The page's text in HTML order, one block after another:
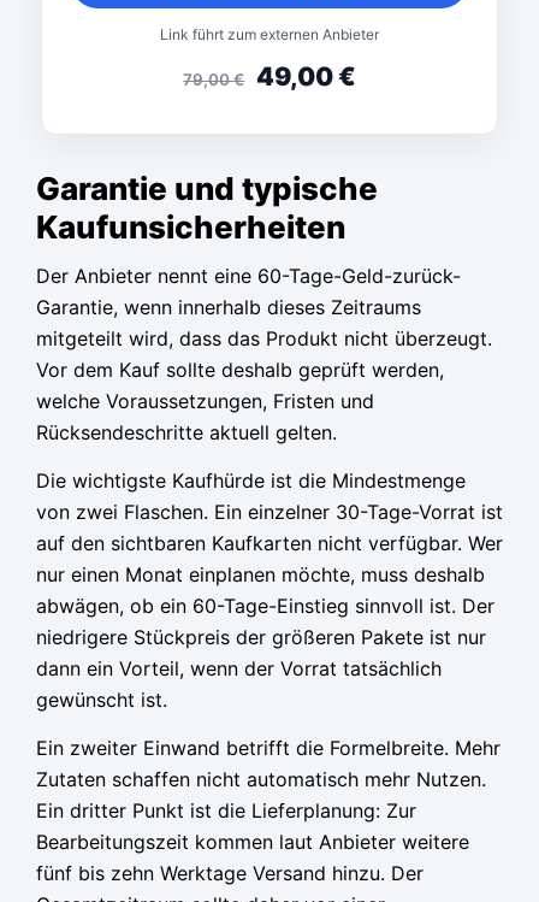
79,00€ 49,00€
Link führt zum externen Anbieter
Garantie und typische
Kaufunsicherheiten
Der Anbieter nennt eine 60-Tage-Geld-zurück-
Garantie, wenn innerhalb dieses Zeitraums
mitgeteilt wird, dass das Produkt nicht überzeugt.
Vor dem Kauf sollte deshalb geprüft werden,
welche Voraussetzungen, Fristen und
Rücksendeschritte aktuell gelten.
Die wichtigste Kaufhürde ist die Mindestmenge
von zwei Flaschen. Ein einzelner 30-Tage-Vorrat ist
auf den sichtbaren Kaufkarten nicht verfügbar. Wer
nur einen Monat einplanen möchte, muss deshalb
abwägen, ob ein 60-Tage-Einstieg sinnvoll ist. Der
niedrigere Stückpreis der größeren Pakete ist nur
dann ein Vorteil, wenn der Vorrat tatsächlich
gewünscht ist.
Ein zweiter Einwand betrifft die Formelbreite. Mehr
Zutaten schaffen nicht automatisch mehr Nutzen.
Ein dritter Punkt ist die Lieferplanung: Zur
Bearbeitungszeit kommen laut Anbieter weitere
fünf bis zehn Werktage Versand hinzu. Der